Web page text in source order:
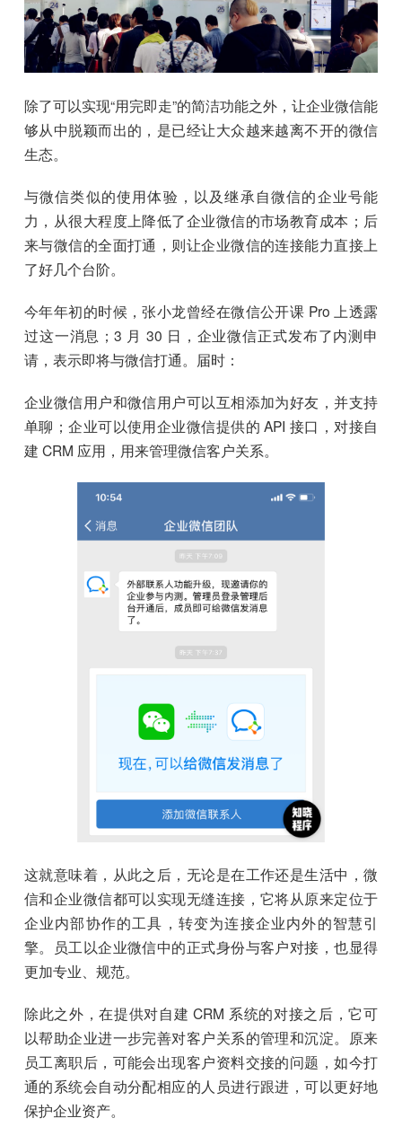
除了可以实现“用完即走”的简洁功能之外，让企业微信能
够从中脱颖而出的，是已经让大众越来越离不开的微信
生态。
与微信类似的使用体验，以及继承自微信的企业号能
力，从很大程度上降低了企业微信的市场教育成本；后
来与微信的全面打通，则让企业微信的连接能力直接上
了好几个台阶。
今年年初的时候，张小龙曾经在微信公开课 Pro 上透露
过这一消息；3 月 30 日，企业微信正式发布了内测申
请，表示即将与微信打通。届时：
企业微信用户和微信用户可以互相添加为好友，并支持
单聊；企业可以使用企业微信提供的 API 接口，对接自
建 CRM 应用，用来管理微信客户关系。
这就意味着，从此之后，无论是在工作还是生活中，微
信和企业微信都可以实现无缝连接，它将从原来定位于
企业内部协作的工具，转变为连接企业内外的智慧引
擎。员工以企业微信中的正式身份与客户对接，也显得
更加专业、规范。
除此之外，在提供对自建 CRM 系统的对接之后，它可
以帮助企业进一步完善对客户关系的管理和沉淀。原来
员工离职后，可能会出现客户资料交接的问题，如今打
通的系统会自动分配相应的人员进行跟进，可以更好地
保护企业资产。